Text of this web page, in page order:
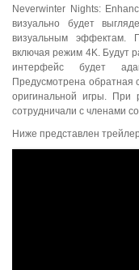
Neverwinter Nights:
визуально будет
визуальным эффектам.
включая режим 4K. Будут
интерфейс будет
Предусмотрена обратная
оригинальной игры. При
сотрудничали с членами
Ниже представлен